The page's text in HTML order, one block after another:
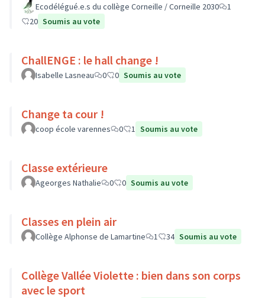
Ecodélégué.e.s du collège Corneille / Corneille 2030
1
20 Soumis au vote
ChallENGE : le hall change !
Isabelle Lasneau 0 0 Soumis au vote
Change ta cour !
coop école varennes 0 1 Soumis au vote
Classe extérieure
Ageorges Nathalie 0 0 Soumis au vote
Classes en plein air
Collège Alphonse de Lamartine 1 34 Soumis au vote
Collège Vallée Violette : bien dans son corps
avec le sport